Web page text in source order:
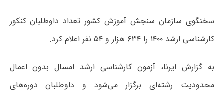
سخنگوی سازمان سنجش آموزش کشور تعداد داوطلبان کنکور
کارشناسی ارشد ۱۴۰۰ را ۶۳۴ هزار و ۵۴ نفر اعلام کرد.
به گزارش ایرنا، آزمون کارشناسی ارشد امسال بدون اعمال
محدودیت رشته‌ای برگزار می‌شود و داوطلبان دوره‌های